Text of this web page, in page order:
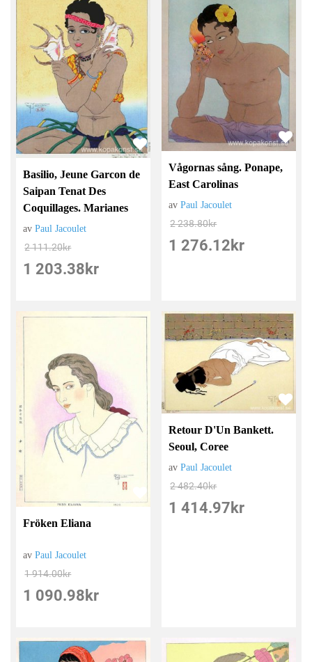
Basilio, Jeune Garcon de
Saipan Tenat Des
Coquillages. Marianes
avPaul Jacoulet
2 111.20kr
1 203.38 kr
Vågornas sång. Ponape,
East Carolinas
avPaul Jacoulet
2 238.80kr
1 276.12 kr
Fröken Eliana
avPaul Jacoulet
1 914.00kr
1 090.98 kr
Retour D'Un Bankett.
Seoul, Coree
avPaul Jacoulet
2 482.40kr
1 414.97 kr